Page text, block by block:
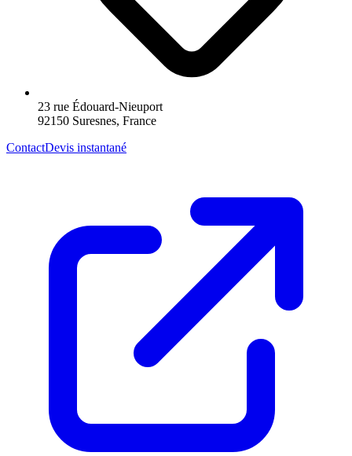
23 rue Édouard-Nieuport
92150 Suresnes, France
ContactDevis instantané